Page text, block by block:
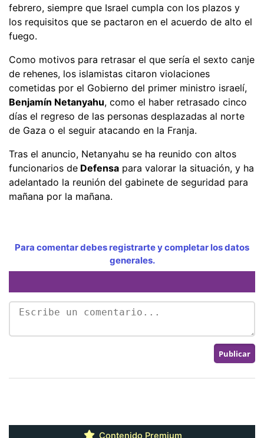
febrero, siempre que Israel cumpla con los plazos y
los requisitos que se pactaron en el acuerdo de alto el
fuego.
Como motivos para retrasar el que sería el sexto canje
de rehenes, los islamistas citaron violaciones
cometidas por el Gobierno del primer ministro israelí,
Benjamín Netanyahu, como el haber retrasado cinco
días el regreso de las personas desplazadas al norte
de Gaza o el seguir atacando en la Franja.
Tras el anuncio, Netanyahu se ha reunido con altos
funcionarios de Defensa para valorar la situación, y ha
adelantado la reunión del gabinete de seguridad para
mañana por la mañana.
Para comentar debes registrarte y completar los datos
generales.
Contenido Premium